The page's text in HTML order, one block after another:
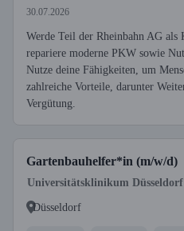
30.07.2026
Werde Teil der Rheinbahn AG
repariere moderne PKW sowie
Nutze deine Fähigkeiten, um
zahlreiche Vorteile, darunter
Vergütung.
Gartenbauhelfer*in (m/w/d)
Universitätsklinikum Düsseldorf
Düsseldorf